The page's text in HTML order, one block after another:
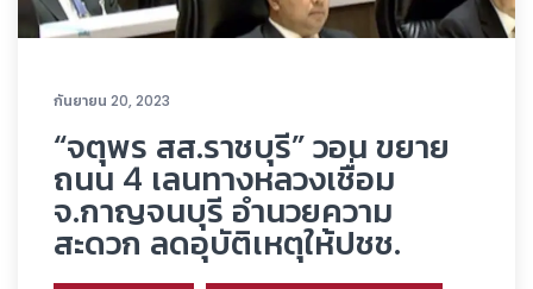
กันยายน 20, 2023
“จตุพร สส.ราชบุรี” วอน ขยาย
ถนน 4 เลนทางหลวงเชื่อม
จ.กาญจนบุรี อำนวยความ
สะดวก ลดอุบัติเหตุให้ปชช.